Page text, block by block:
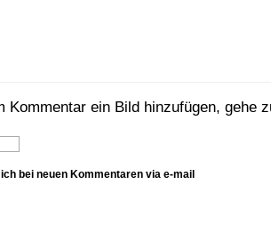
Kommentar ein Bild hinzufügen, gehe
bei neuen Kommentaren via e-mail